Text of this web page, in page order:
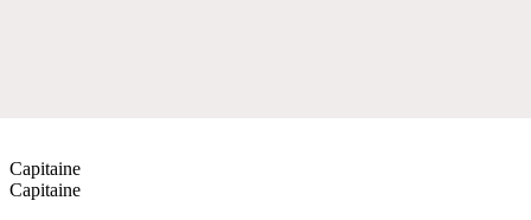
Capitaine
Capitaine